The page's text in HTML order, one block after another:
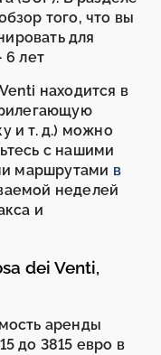
того, что вы
для
6 лет
находится в
и т. д.) можно
с нашими
маршрутами в
неделей
и
dei Venti,
аренды
до 3815 евро в